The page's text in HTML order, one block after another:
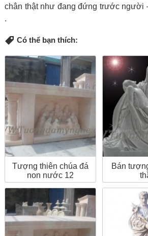
chân thật như đang đứng trước người
.
Có thể bạn thích:
Tượng thiên chúa đá
non nước 12
Bán